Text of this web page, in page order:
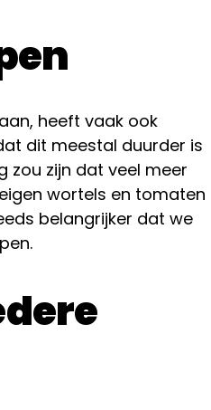
heeft vaak ook
dit meestal duurder is
zou zijn dat veel meer
wortels en tomaten
belangrijker dat we